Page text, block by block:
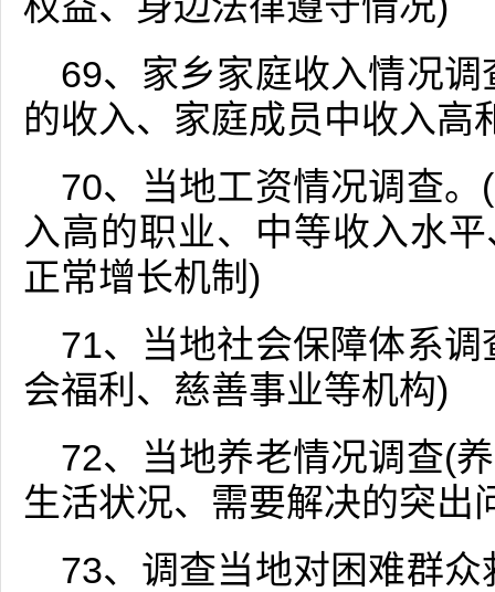
69、家乡家庭收入情况
的收入、家庭成员中收入高
70、当地工资情况调查
入高的职业、中等收入水
正常增长机制)
71、当地社会保障体系
会福利、慈善事业等机构)
72、当地养老情况调查(
生活状况、需要解决的突出
73、调查当地对困难群